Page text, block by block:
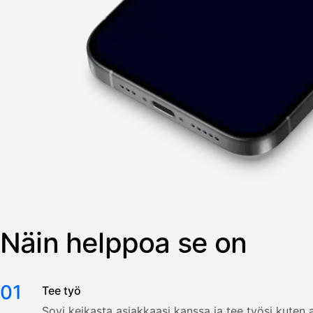
Näin helppoa se on
01
Tee työ